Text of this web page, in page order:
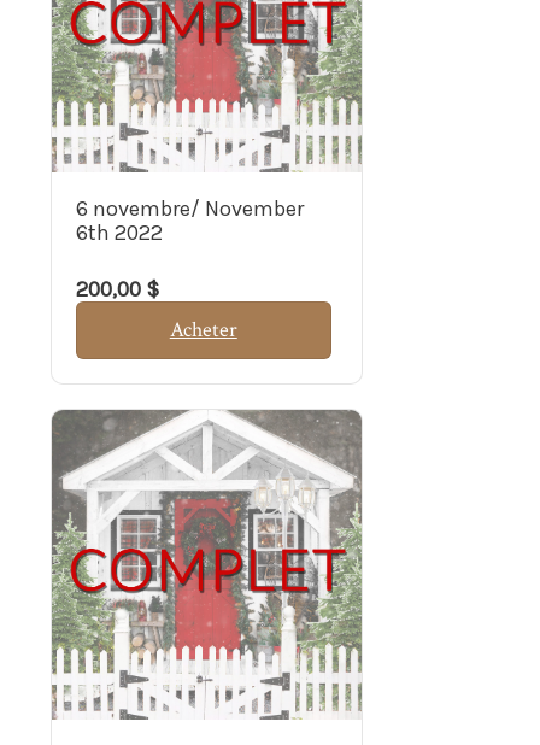
6 novembre/ November
6th 2022
200,00 $
Acheter